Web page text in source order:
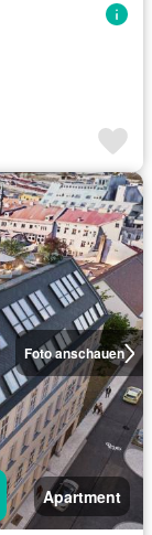
Foto anschauen
Apartment